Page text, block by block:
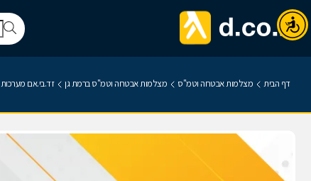
דף הבית מצלמות אבטחה וטמ"ס מצלמות אבטחה וטמ"ס ברמת גן זד.בי.אם מערכות